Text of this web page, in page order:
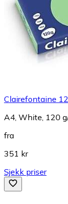
Clairefontaine
A4, White, 120
fra
351 kr
Sjekk priser